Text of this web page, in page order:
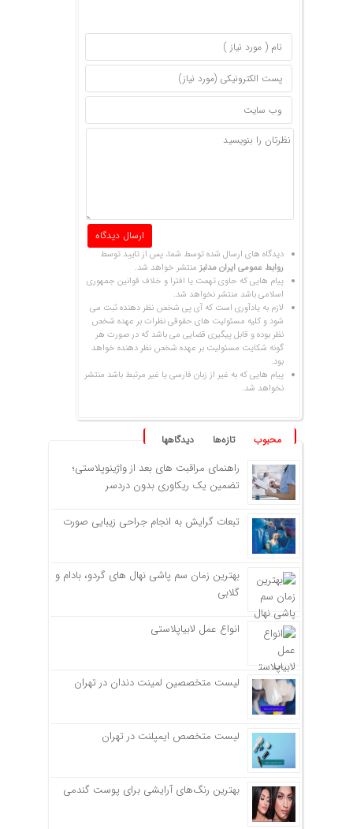
دیدگاه های ارسال شده توسط شما، پس از تایید توسط
روابط عمومی ایران مدلبز منتشر خواهد شد.
پیام هایی که حاوی تهمت یا افترا و خلاف قوانین جمهوری
اسلامی باشد منتشر نخواهد شد.
لازم به یادآوری است که آی پی شخص نظر دهنده ثبت می
شود و کلیه مسئولیت های حقوقی نظرات بر عهده شخص
نظر بوده و قابل پیگیری قضایی می باشد که در صورت هر
گونه شکایت مسئولیت بر عهده شخص نظر دهنده خواهد
بود.
پیام هایی که به غیر از زبان فارسی یا غیر مرتبط باشد منتشر
نخواهد شد.
محبوب تازه‌ها دیدگاهها
راهنمای مراقبت های بعد از واژینوپلاستی؛
تضمین یک ریکاوری بدون دردسر
تبعات گرایش به انجام جراحی زیبایی صورت
بهترین زمان سم پاشی نهال های گردو، بادام و
گلابی
انواع عمل لابیاپلاستی
لیست متخصصین لمینت دندان در تهران
لیست متخصص ایمپلنت در تهران
بهترین رنگ‌های آرایشی برای پوست گندمی